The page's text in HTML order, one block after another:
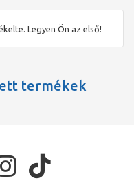
Legyen Ön az első!
termékek